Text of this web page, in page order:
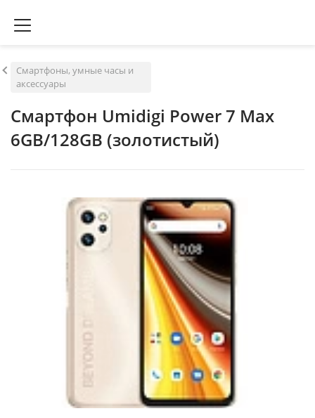
Смартфоны, умные часы и
аксессуары
Смартфон Umidigi Power 7 Max
6GB/128GB (золотистый)